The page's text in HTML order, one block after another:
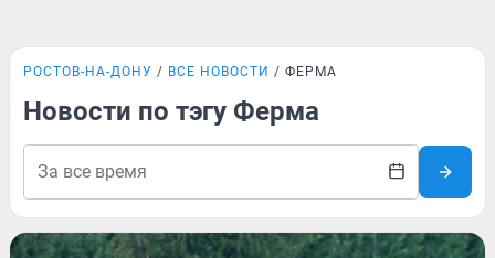
РОСТОВ-НА-ДОНУ ВСЕ НОВОСТИ ФЕРМА
Новости по тэгу Ферма